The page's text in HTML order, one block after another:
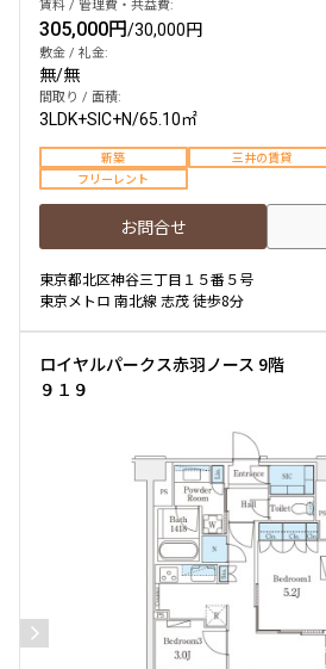
賃料 / 管理費・共益費:
305,000円/30,000円
敷金 / 礼金:
無/無
間取り / 面積:
3LDK+SIC+N/65.10㎡
新築 三井の賃貸
フリーレント
お問合せ
東京都北区神谷三丁目１５番５号
東京メトロ 南北線 志茂 徒歩8分
ロイヤルパークス赤羽ノース 9階
９１９